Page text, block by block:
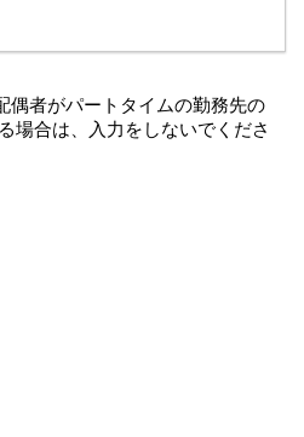
偶者がパートタイムの勤務先の
場合は、入力をしないでくださ